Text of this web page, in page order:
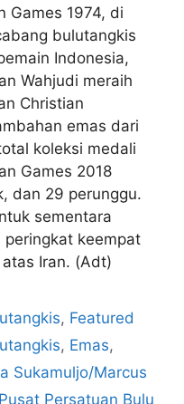
Games 1974, di
bulutangkis
Indonesia,
Wahjudi meraih
Christian
emas dari
koleksi medali
Games 2018
dan 29 perunggu.
sementara
peringkat keempat
Iran. (Adt)
, Featured
, Emas,
Sukamuljo/Marcus
Pusat Persatuan Bulu